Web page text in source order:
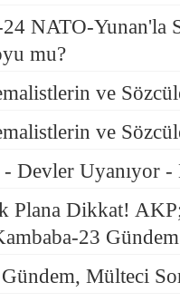
NATO-Yunan'la
mu?
ve
ve
- Devler Uyanıyor
Plana Dikkat!
23
Mülteci